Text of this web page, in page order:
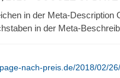
in der Meta-Description
in der Meta-
nach-preis.de/2018/02/